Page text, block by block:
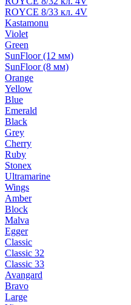
ROYCE 8/33 кл. 4V
Kastamonu
Violet
Green
SunFloor (12 мм)
SunFloor (8 мм)
Orange
Yellow
Blue
Emerald
Black
Grey
Cherry
Ruby
Stonex
Ultramarine
Wings
Amber
Block
Malva
Egger
Classic
Classic 32
Classic 33
Avangard
Bravo
Large